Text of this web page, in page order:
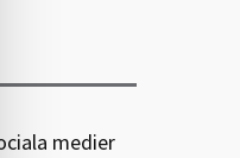
medier